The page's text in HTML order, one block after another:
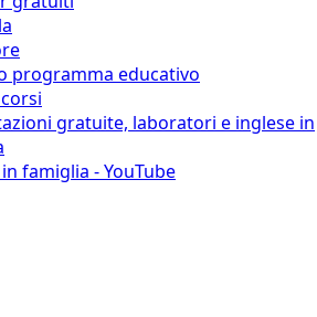
programma educativo
gratuite, laboratori e inglese in
famiglia - YouTube